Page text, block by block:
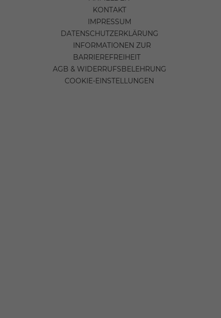
KONTAKT
IMPRESSUM
DATENSCHUTZERKLÄRUNG
INFORMATIONEN ZUR
BARRIEREFREIHEIT
AGB & WIDERRUFSBELEHRUNG
COOKIE-EINSTELLUNGEN